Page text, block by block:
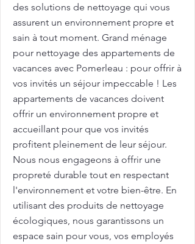
des solutions de nettoyage qui vous
assurent un environnement propre et
sain à tout moment. Grand ménage
pour nettoyage des appartements de
vacances avec Pomerleau : pour offrir à
vos invités un séjour impeccable ! Les
appartements de vacances doivent
offrir un environnement propre et
accueillant pour que vos invités
profitent pleinement de leur séjour.
Nous nous engageons à offrir une
propreté durable tout en respectant
l'environnement et votre bien-être. En
utilisant des produits de nettoyage
écologiques, nous garantissons un
espace sain pour vous, vos employés